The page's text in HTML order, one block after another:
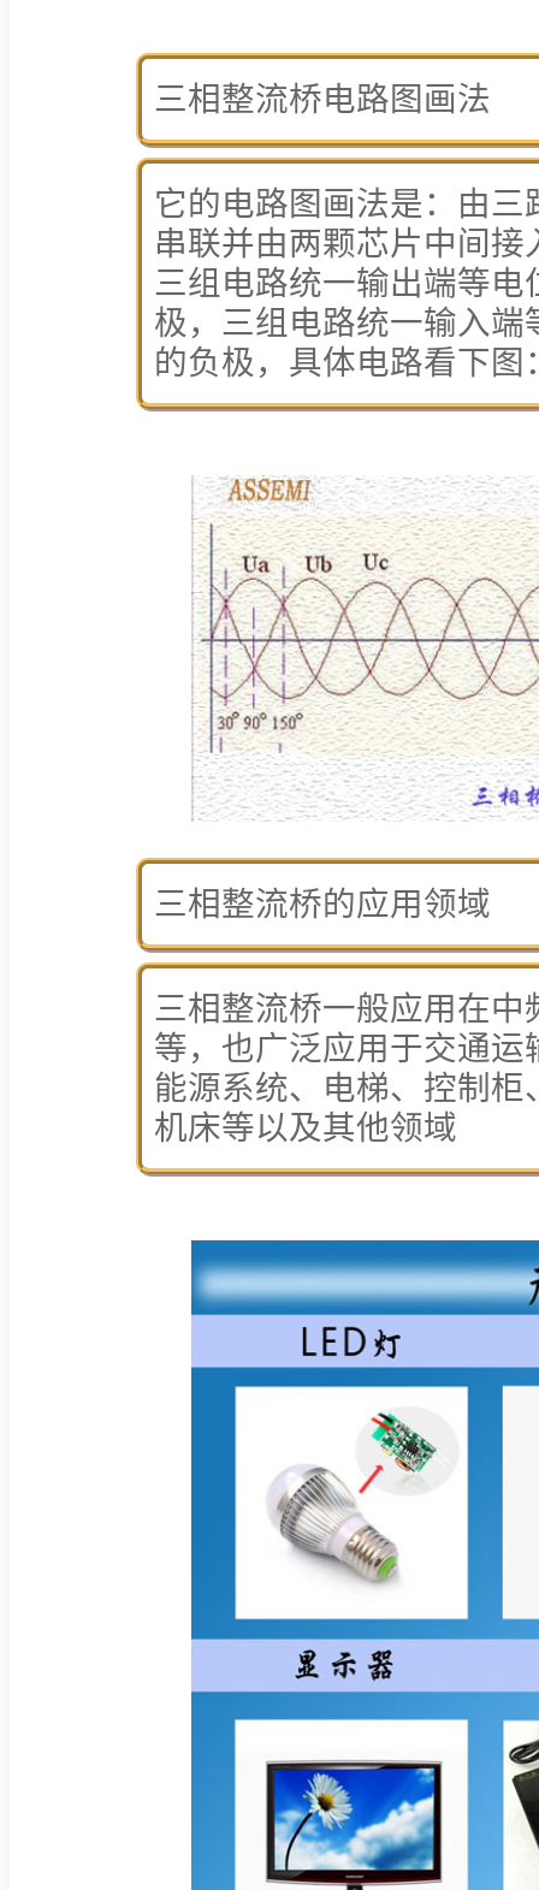
三相整流桥电路图画法
它的电路图画法是：由
串联并由两颗芯片中间
三组电路统一输出端等
极，三组电路统一输入
的负极，具体电路看下图
三相整流桥的应用领域
三相整流桥一般应用在
等，也广泛应用于交通
能源系统、电梯、控制
机床等以及其他领域